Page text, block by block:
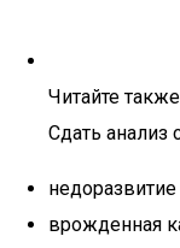
Читайте
Сдать
недоразвитие
врожденная